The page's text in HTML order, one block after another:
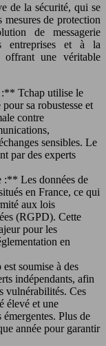
de la sécurité, qui se
mesures de protection
de messagerie
entreprises et à la
offrant une véritable
Tchap utilise le
sa robustesse et
contre
sensibles. Le
par des experts
:** Les données de
en France, ce qui
aux lois
(RGPD). Cette
pour les
en
soumise à des
indépendants, afin
vulnérabilités. Ces
élevé et une
Plus de
année pour garantir